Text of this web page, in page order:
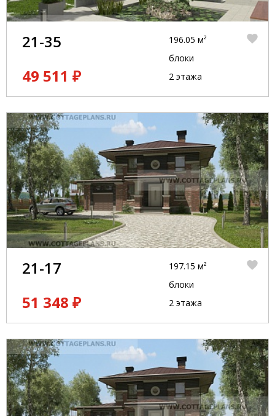
21-35
49 511 ₽
196.05 м²
блоки
2 этажа
21-17
51 348 ₽
197.15 м²
блоки
2 этажа